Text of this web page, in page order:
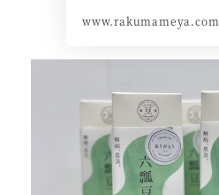
www.rakumameya.com